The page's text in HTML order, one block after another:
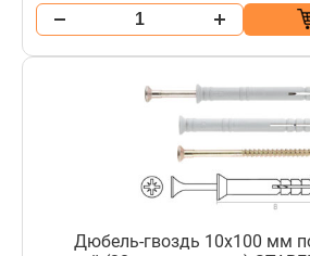
Дюбель-гвоздь 10х100 мм